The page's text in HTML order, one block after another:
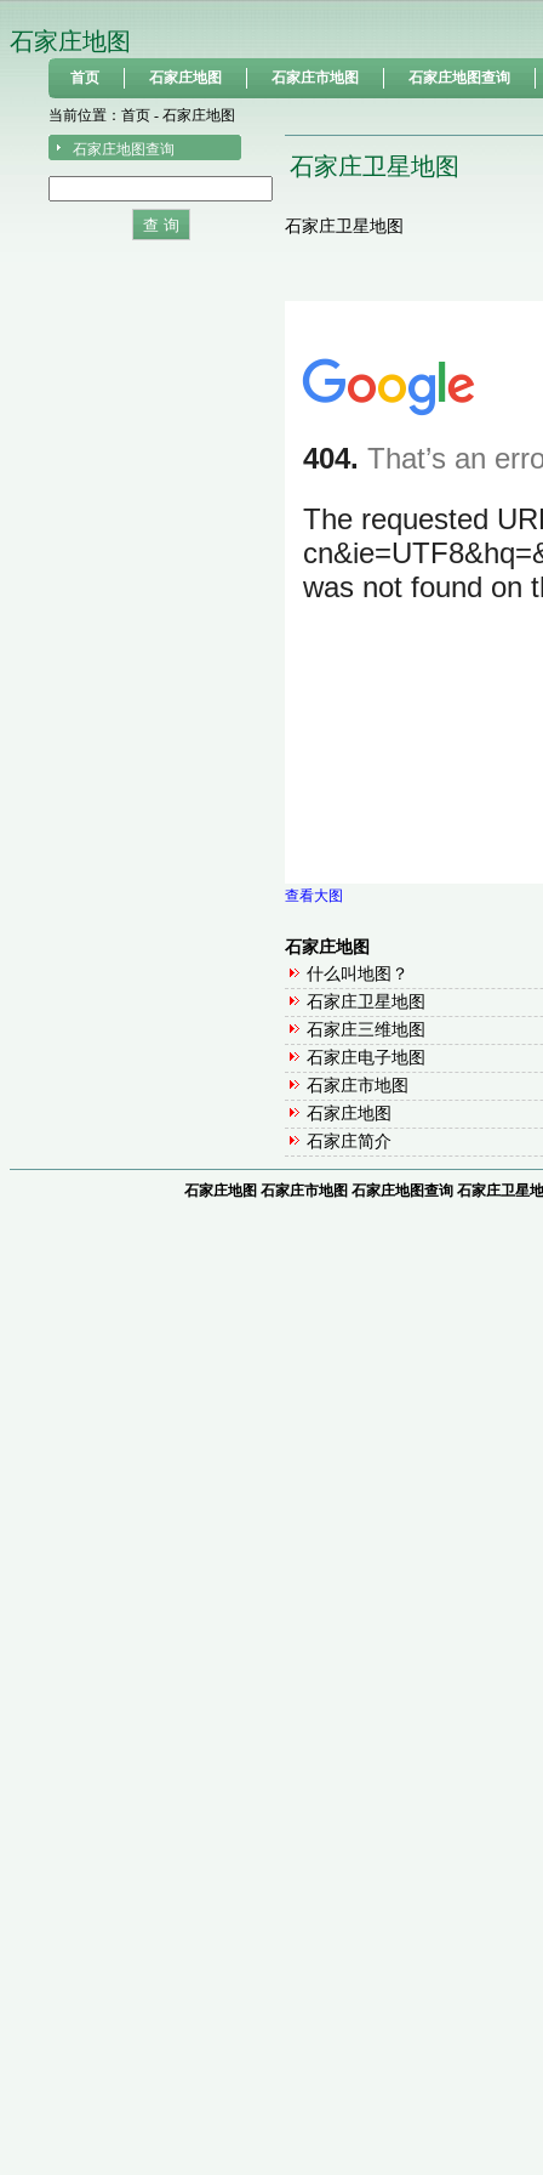
石家庄地图
首页 石家庄地图 石家庄市地图 石家庄地图查询
当前位置： 首页 - 石家庄地图
石家庄地图查询
石家庄卫星地图
石家庄卫星地图
查看大图
石家庄地图
什么叫地图？
石家庄卫星地图
石家庄三维地图
石家庄电子地图
石家庄市地图
石家庄地图
石家庄简介
石家庄地图 石家庄市地图 石家庄地图查询 石家庄卫星